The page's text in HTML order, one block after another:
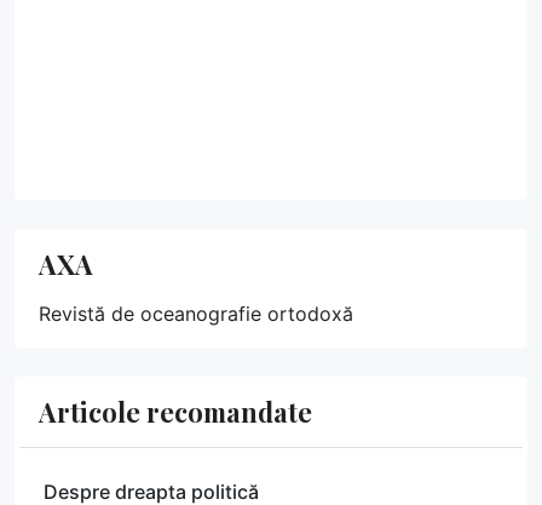
AXA
Revistă de oceanografie ortodoxă
Articole recomandate
Despre dreapta politică